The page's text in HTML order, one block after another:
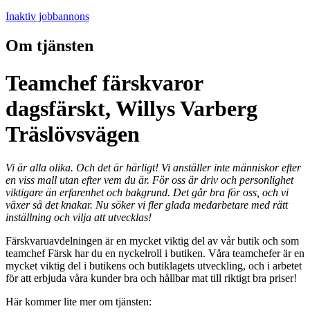
Inaktiv jobbannons
Om tjänsten
Teamchef färskvaror
dagsfärskt, Willys Varberg
Träslövsvägen
Vi är alla olika. Och det är härligt! Vi anställer inte människor efter
en viss mall utan efter vem du är. För oss är driv och personlighet
viktigare än erfarenhet och bakgrund. Det går bra för oss, och vi
växer så det knakar. Nu söker vi fler glada medarbetare med rätt
inställning och vilja att utvecklas!
Färskvaruavdelningen är en mycket viktig del av vår butik och som
teamchef Färsk har du en nyckelroll i butiken. Våra teamchefer är en
mycket viktig del i butikens och butiklagets utveckling, och i arbetet
för att erbjuda våra kunder bra och hållbar mat till riktigt bra priser!
Här kommer lite mer om tjänsten: